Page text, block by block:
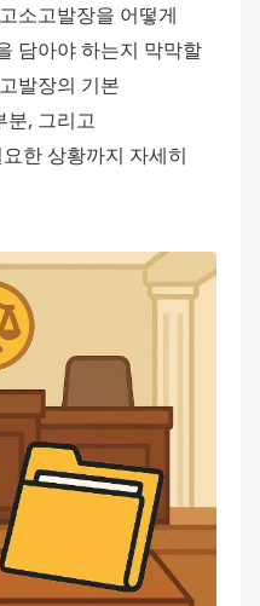
소고발장을 어떻게
담아야 하는지 막막할
발장의 기본
분, 그리고
한 상황까지 자세히